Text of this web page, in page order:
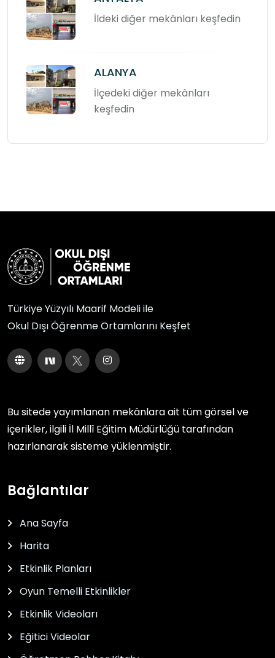
İldeki diğer mekânları keşfedin
ALANYA
İlçedeki diğer mekânları
keşfedin
Türkiye Yüzyılı Maarif Modeli ile
Okul Dışı Öğrenme Ortamlarını Keşfet
Bu sitede yayımlanan mekânlara ait tüm görsel ve
içerikler, ilgili İl Millî Eğitim Müdürlüğü tarafından
hazırlanarak sisteme yüklenmiştir.
Bağlantılar
Ana Sayfa
Harita
Etkinlik Planları
Oyun Temelli Etkinlikler
Etkinlik Videoları
Eğitici Videolar